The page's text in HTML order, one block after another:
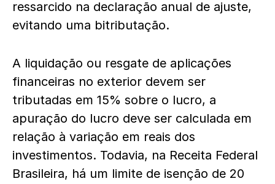
ressarcido na declaração anual de ajuste,
evitando uma bitributação.
A liquidação ou resgate de aplicações
financeiras no exterior devem ser
tributadas em 15% sobre o lucro, a
apuração do lucro deve ser calculada em
relação à variação em reais dos
investimentos. Todavia, na Receita Federal
Brasileira, há um limite de isenção de 20